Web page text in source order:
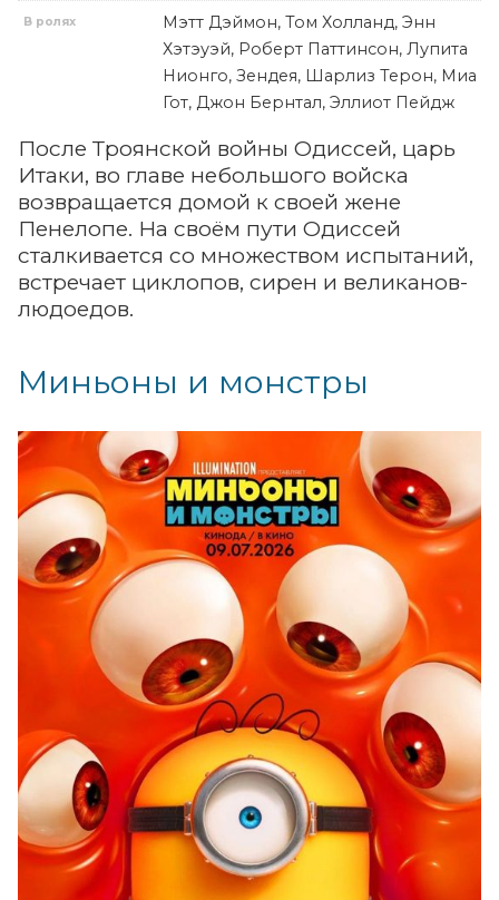
В ролях
Мэтт Дэймон, Том Холланд, Энн
Хэтэуэй, Роберт Паттинсон, Лупита
Нионго, Зендея, Шарлиз Терон, Миа
Гот, Джон Бернтал, Эллиот Пейдж
После Троянской войны Одиссей, царь
Итаки, во главе небольшого войска
возвращается домой к своей жене
Пенелопе. На своём пути Одиссей
сталкивается со множеством испытаний,
встречает циклопов, сирен и великанов-
людоедов.
Миньоны и монстры